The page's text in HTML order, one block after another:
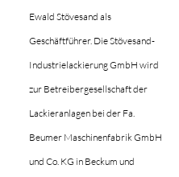
Ewald Stövesand als
Geschäftführer. Die Stövesand-
Industrielackierung GmbH wird
zur Betreibergesellschaft der
Lackieranlagen bei der Fa.
Beumer Maschinenfabrik GmbH
und Co. KG in Beckum und